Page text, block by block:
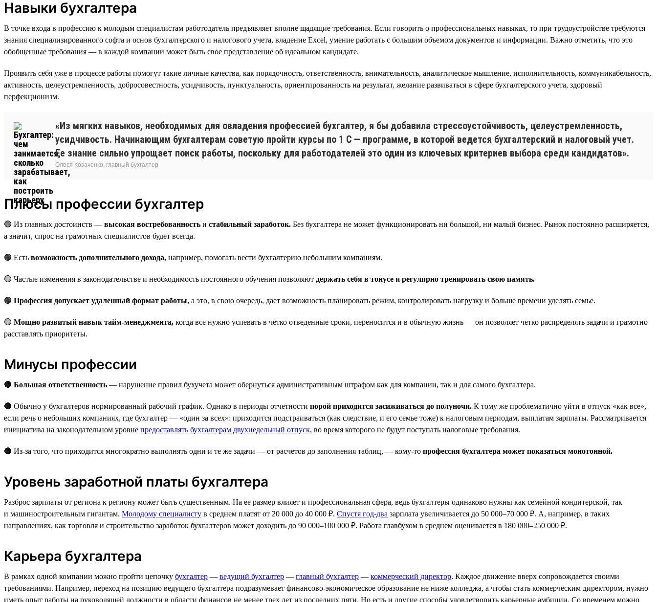
Навыки бухгалтера
В точке входа в профессию к молодым специалистам работодатель предъявляет вполне щадящие требования. Если говорить о профессиональных навыках, то при трудоустройстве требуются
знания специализированного софта и основ бухгалтерского и налогового учета, владение Excel, умение работать с большим объемом документов и информации. Важно отметить, что это
обобщенные требования — в каждой компании может быть свое представление об идеальном кандидате.
Проявить себя уже в процессе работы помогут такие личные качества, как порядочность, ответственность, внимательность, аналитическое мышление, исполнительность, коммуникабельность,
активность, целеустремленность, добросовестность, усидчивость, пунктуальность, ориентированность на результат, желание развиваться в сфере бухгалтерского учета, здоровый
перфекционизм.
«Из мягких навыков, необходимых для овладения профессией бухгалтер, я бы добавила стрессоустойчивость, целеустремленность,
усидчивость. Начинающим бухгалтерам советую пройти курсы по 1 С — программе, в которой ведется бухгалтерский и налоговый учет.
Ее знание сильно упрощает поиск работы, поскольку для работодателей это один из ключевых критериев выбора среди кандидатов».
Олеся Козаченко, главный бухгалтер
Плюсы профессии бухгалтер
🟢 Из главных достоинств — высокая востребованность и стабильный заработок. Без бухгалтера не может функционировать ни большой, ни малый бизнес. Рынок постоянно расширяется,
а значит, спрос на грамотных специалистов будет всегда.
🟢 Есть возможность дополнительного дохода, например, помогать вести бухгалтерию небольшим компаниям.
🟢 Частые изменения в законодательстве и необходимость постоянного обучения позволяют держать себя в тонусе и регулярно тренировать свою память.
🟢 Профессия допускает удаленный формат работы, а это, в свою очередь, дает возможность планировать режим, контролировать нагрузку и больше времени уделять семье.
🟢 Мощно развитый навык тайм-менеджмента, когда все нужно успевать в четко отведенные сроки, переносится и в обычную жизнь — он позволяет четко распределять задачи и грамотно
расставлять приоритеты.
Минусы профессии
🔴 Большая ответственность — нарушение правил бухучета может обернуться административным штрафом как для компании, так и для самого бухгалтера.
🔴 Обычно у бухгалтеров нормированный рабочий график. Однако в периоды отчетности порой приходится засиживаться до полуночи. К тому же проблематично уйти в отпуск «как все»,
если речь о небольших компаниях, где бухгалтер — «один за всех»: приходится подстраиваться (как следствие, и его семье тоже) к налоговым периодам, выплатам зарплаты. Рассматривается
инициатива на законодательном уровне предоставлять бухгалтерам двухнедельный отпуск, во время которого не будут поступать налоговые требования.
🔴 Из-за того, что приходится многократно выполнять одни и те же задачи — от расчетов до заполнения таблиц, — кому-то профессия бухгалтера может показаться монотонной.
Уровень заработной платы бухгалтера
Разброс зарплаты от региона к региону может быть существенным. На ее размер влияет и профессиональная сфера, ведь бухгалтеры одинаково нужны как семейной кондитерской, так
и машиностроительным гигантам. Молодому специалисту в среднем платят от 20 000 до 40 000 ₽. Спустя год-два зарплата увеличивается до 50 000–70 000 ₽. А, например, в таких
направлениях, как торговля и строительство заработок бухгалтеров может доходить до 90 000–100 000 ₽. Работа главбухом в среднем оценивается в 180 000–250 000 ₽.
Карьера бухгалтера
В рамках одной компании можно пройти цепочку бухгалтер — ведущий бухгалтер — главный бухгалтер — коммерческий директор. Каждое движение вверх сопровождается своими
требованиями. Например, переход на позицию ведущего бухгалтера подразумевает финансово-экономическое образование не ниже колледжа, а чтобы стать коммерческим директором, нужно
иметь опыт работы на руководящей должности в области финансов не менее трех лет из последних пяти. Но есть и другие способы удовлетворить карьерные амбиции. Со временем можно